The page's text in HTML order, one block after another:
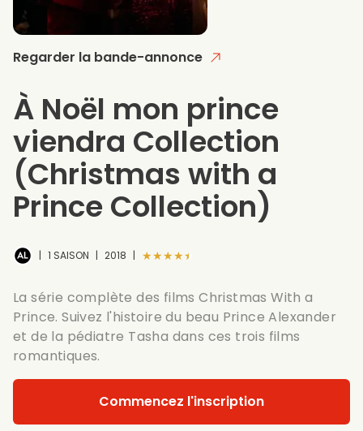
Regarder la bande-annonce
À Noël mon prince
viendra Collection
(Christmas with a
Prince Collection)
| 1 SAISON | 2018 | ★★★★★
La série complète des films Christmas With a
Prince. Suivez l'histoire du beau Prince Alexander
et de la pédiatre Tasha dans ces trois films
romantiques.
Commencez l'inscription